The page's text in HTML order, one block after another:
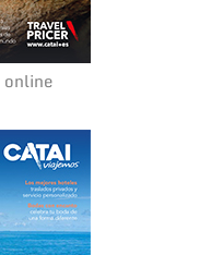
online